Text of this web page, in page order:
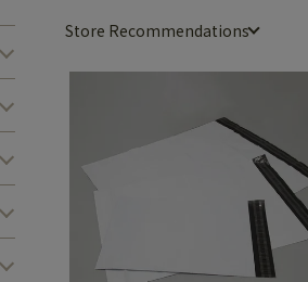
Store Recommendations